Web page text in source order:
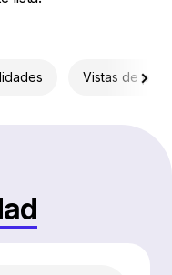
Vistas de